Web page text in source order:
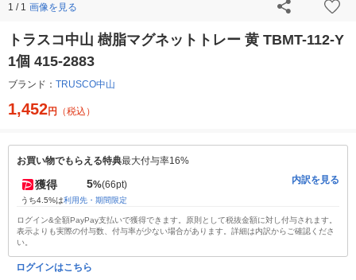
1 / 1 画像を見る
トラスコ中山 樹脂マグネットトレー 黄 TBMT-112-Y
1個 415-2883
ブランド： TRUSCO中山
1,452円 （税込）
お買い物でもらえる特典最大付与率16%
獲得 5%(66pt)
うち4.5%は利用先・期間限定
内訳を見る
ログイン&全額PayPay支払いで獲得できます。原則として税抜金額に対し付与されます。
表示よりも実際の付与数、付与率が少ない場合があります。詳細は内訳からご確認くださ
い。
ログインはこちら